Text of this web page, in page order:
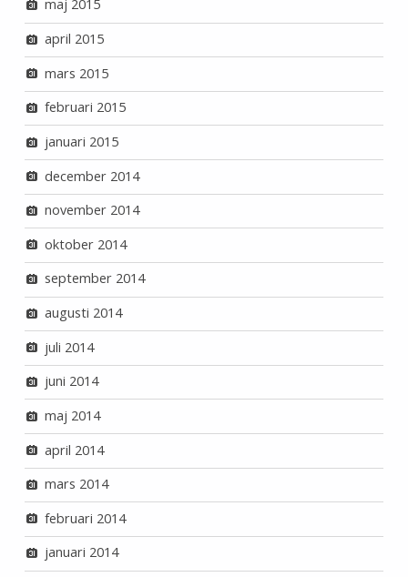
maj 2015
april 2015
mars 2015
februari 2015
januari 2015
december 2014
november 2014
oktober 2014
september 2014
augusti 2014
juli 2014
juni 2014
maj 2014
april 2014
mars 2014
februari 2014
januari 2014